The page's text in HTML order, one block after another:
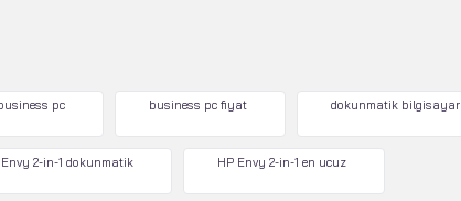
pc business pc fiyat dokunmatik bilgisayar
Envy 2-in-1 dokunmatik HP Envy 2-in-1 en ucuz